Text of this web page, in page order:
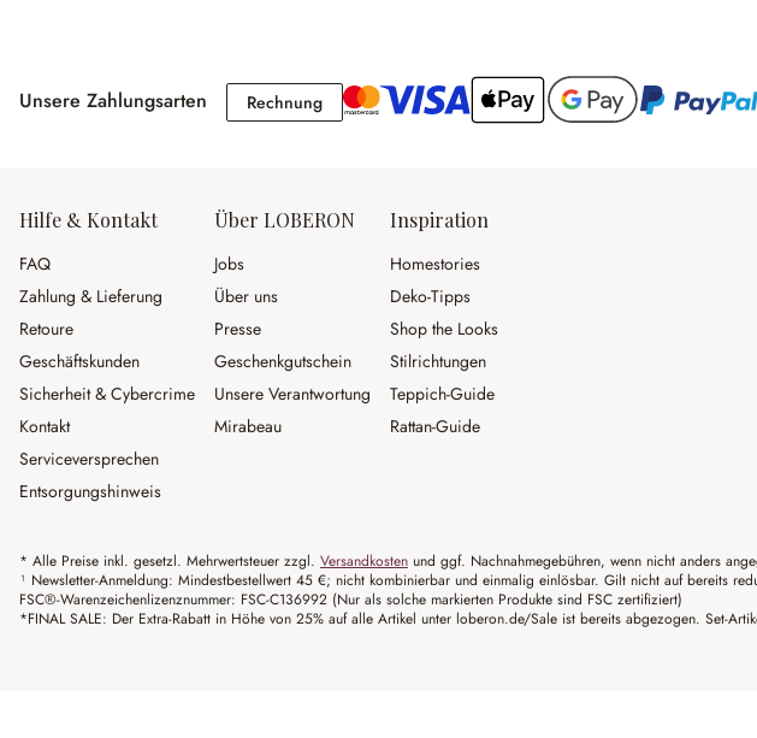
Unsere Zahlungsarten RechnungRechnung
Hilfe & Kontakt
FAQ
Zahlung & Lieferung
Retoure
Geschäftskunden
Sicherheit & Cybercrime
Kontakt
Serviceversprechen
Entsorgungshinweis
Über LOBERON
Jobs
Über uns
Presse
Geschenkgutschein
Unsere Verantwortung
Mirabeau
Inspiration
Homestories
Deko-Tipps
Shop the Looks
Stilrichtungen
Teppich-Guide
Rattan-Guide
* Alle Preise inkl. gesetzl. Mehrwertsteuer zzgl. Versandkosten und ggf. Nachnahmegebühren, wenn nicht anders
¹ Newsletter-Anmeldung: Mindestbestellwert 45 €; nicht kombinierbar und einmalig einlösbar. Gilt nicht auf bereits
FSC®-Warenzeichenlizenznummer: FSC-C136992 (Nur als solche markierten Produkte sind FSC zertifiziert)
*FINAL SALE: Der Extra-Rabatt in Höhe von 25% auf alle Artikel unter loberon.de/Sale ist bereits abgezogen. Set-